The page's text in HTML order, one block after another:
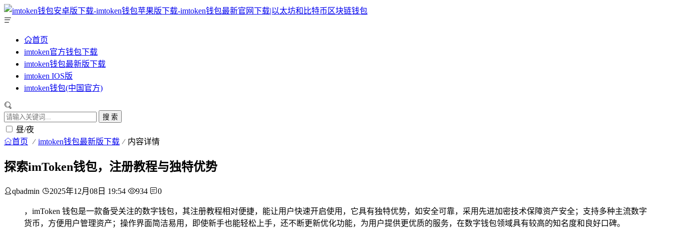
首页
imtoken官方钱包下载
imtoken钱包最新版下载
imtoken IOS版
imtoken钱包(中国官方)
搜 索
昼/夜
首页 imtoken钱包最新版下载 内容详情
探索imToken钱包，注册教程与独特优势
qbadmin 2025年12月08日 19:54 934 0
，imToken 钱包是一款备受关注的数字钱包，其注册教程相对便捷，能让用户快速开启使用，它具有独特优势，如安全可靠，采用先进加密技术保障资产安全；支持多种主流数字
货币，方便用户管理资产；操作界面简洁易用，即使新手也能轻松上手，还不断更新优化功能，为用户提供更优质的服务，在数字钱包领域具有较高的知名度和良好口碑。